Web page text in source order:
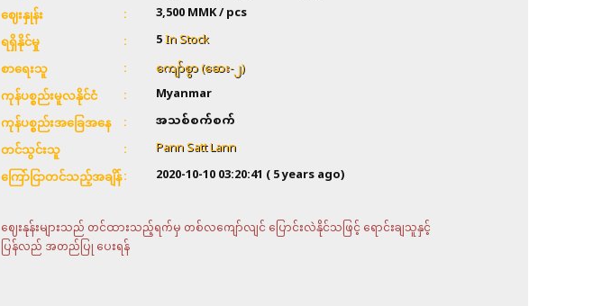
ဈေးနှုန်း
3,500MMK / pcs
ရရှိနိုင်မှု 5In Stock
စာရေးသူ
ကျော်စွာ (ဆေး-၂)
ကုန်ပစ္စည်းမူလနိုင်ငံ
Myanmar
ကုန်ပစ္စည်းအခြေအနေ အသစ်စက်စက်
တင်သွင်းသူ Pann Satt Lann
ကြော်ငြာတင်သည့်အချိန် 2020-10-10 03:20:41 ( 5 years ago)
ဈေးနုန်းများသည် တင်ထားသည့်ရက်မှ တစ်လကျော်လျင် ပြောင်းလဲနိုင်သဖြင့် ရောင်းချသူနှင့်
ပြန်လည် အတည်ပြု ပေးရန်